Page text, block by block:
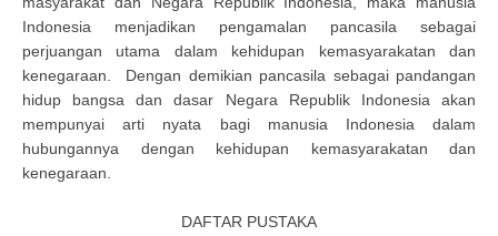
Indonesia menjadikan pengamalan pancasila sebagai
perjuangan utama dalam kehidupan kemasyarakatan dan
kenegaraan. Dengan demikian pancasila sebagai pandangan
hidup bangsa dan dasar Negara Republik Indonesia akan
mempunyai arti nyata bagi manusia Indonesia dalam
hubungannya dengan kehidupan kemasyarakatan dan
kenegaraan.
DAFTAR PUSTAKA